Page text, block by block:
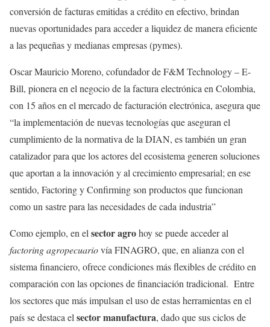
conversión de facturas emitidas a crédito en efectivo, brindan
nuevas oportunidades para acceder a liquidez de manera eficiente
a las pequeñas y medianas empresas (pymes).
Oscar Mauricio Moreno, cofundador de F&M Technology – E-
Bill, pionera en el negocio de la factura electrónica en Colombia,
con 15 años en el mercado de facturación electrónica, asegura que
“la implementación de nuevas tecnologías que aseguran el
cumplimiento de la normativa de la DIAN, es también un gran
catalizador para que los actores del ecosistema generen soluciones
que aportan a la innovación y al crecimiento empresarial; en ese
sentido, Factoring y Confirming son productos que funcionan
como un sastre para las necesidades de cada industria”
Como ejemplo, en el sector agrohoy se puede acceder al
factoring agropecuariovía FINAGRO, que, en alianza con el
sistema financiero, ofrece condiciones más flexibles de crédito en
comparación con las opciones de financiación tradicional. Entre
los sectores que más impulsan el uso de estas herramientas en el
país se destaca el sector manufactura, dado que sus ciclos de